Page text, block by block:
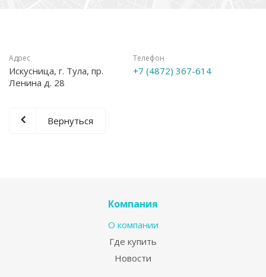
Адрес
Искусница, г. Тула, пр.
Ленина д. 28
Телефон
+7 (4872) 367-614
Вернуться
Компания
О компании
Где купить
Новости